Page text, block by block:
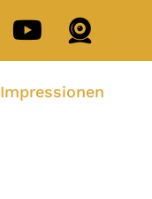
Impressionen